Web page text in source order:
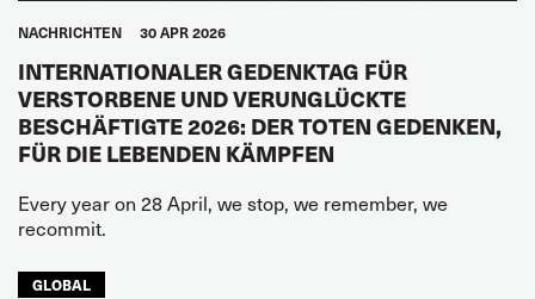
NACHRICHTEN 30 APR 2026
INTERNATIONALER GEDENKTAG FÜR
VERSTORBENE UND VERUNGLÜCKTE
BESCHÄFTIGTE 2026: DER TOTEN GEDENKEN,
FÜR DIE LEBENDEN KÄMPFEN
Every year on 28 April, we stop, we remember, we
recommit.
GLOBAL